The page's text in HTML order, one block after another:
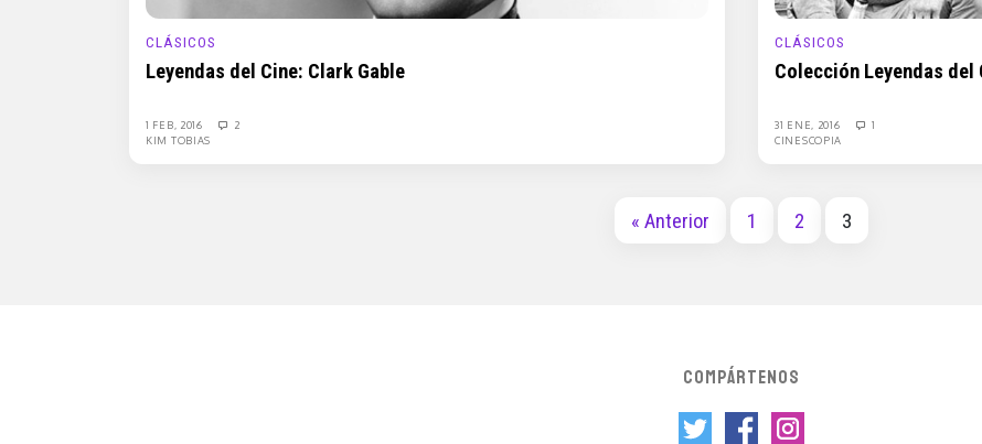
CLÁSICOS
Leyendas del Cine: Clark Gable
1 FEB, 2016
2
KIM TOBIAS
CLÁSICOS
Colección Leyendas del
31 ENE, 2016
1
CINESCOPIA
« Anterior 1 2 3
COMPÁRTENOS